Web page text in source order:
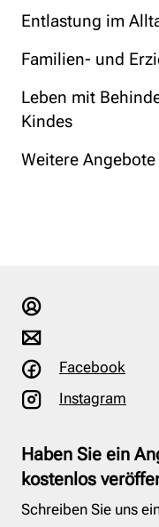
Entlastung im
Familien- und
Leben mit
Kindes
Weitere Angebote
Facebook
Instagram
Haben Sie ein
kostenlos
Schreiben Sie uns